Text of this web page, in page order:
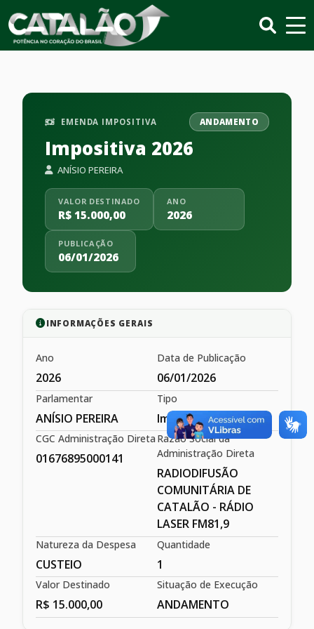
EMENDA IMPOSITIVA ANDAMENTO
Impositiva 2026
ANÍSIO PEREIRA
VALOR DESTINADO
R$ 15.000,00
ANO
2026
PUBLICAÇÃO
06/01/2026
INFORMAÇÕES GERAIS
Ano
2026
Data de Publicação
06/01/2026
Parlamentar
ANÍSIO PEREIRA
Tipo
Impositiva
CGC Administração Direta
01676895000141
Razão Social da
Administração Direta
RADIODIFUSÃO
COMUNITÁRIA DE
CATALÃO - RÁDIO
LASER FM81,9
Natureza da Despesa
CUSTEIO
Quantidade
1
Valor Destinado
R$ 15.000,00
Situação de Execução
ANDAMENTO